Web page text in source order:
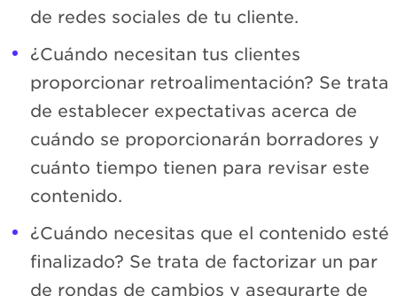
de redes sociales de tu cliente.
¿Cuándo necesitan tus clientes
proporcionar retroalimentación? Se trata
de establecer expectativas acerca de
cuándo se proporcionarán borradores y
cuánto tiempo tienen para revisar este
contenido.
¿Cuándo necesitas que el contenido esté
finalizado? Se trata de factorizar un par
de rondas de cambios y asegurarte de